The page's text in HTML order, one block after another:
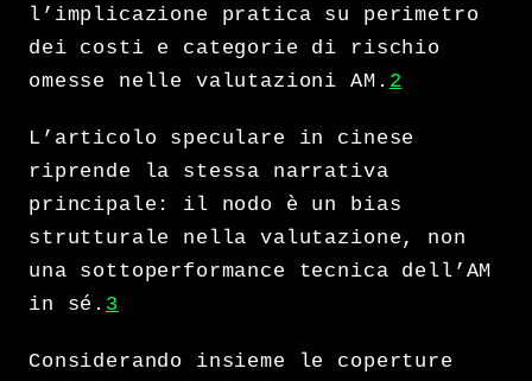
l’implicazione pratica su perimetro
dei costi e categorie di rischio
omesse nelle valutazioni AM. 2
L’articolo speculare in cinese
riprende la stessa narrativa
principale: il nodo è un bias
strutturale nella valutazione, non
una sottoperformance tecnica dell’AM
in sé. 3
Considerando insieme le coperture